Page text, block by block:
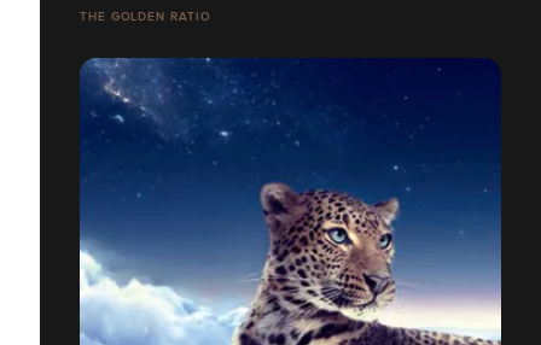
THE GOLDEN RATIO